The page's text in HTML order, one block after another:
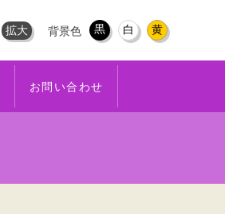
拡大 背景色 黒 白 黄
お問い合わせ